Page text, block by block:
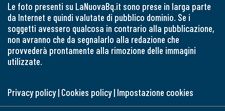
Le foto presenti su LaNuovaBq.it sono prese in larga parte
da Internet e quindi valutate di pubblico dominio. Se i
soggetti avessero qualcosa in contrario alla pubblicazione,
non avranno che da segnalarlo alla redazione che
provvederà prontamente alla rimozione delle immagini
utilizzate.
Privacy policy| Cookies policy| Impostazione cookies